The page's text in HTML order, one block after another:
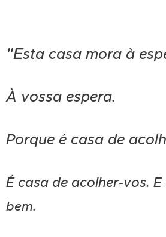
"Esta casa mora à
À vossa espera.
Porque é casa de
É casa de acolher-vos. E
bem.